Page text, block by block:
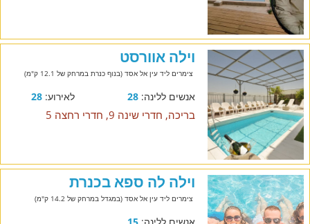
וילה אוורסט
צימרים ליד עין אל אסד (בנוף כנרת במרחק של 12.1 ק"מ)
אנשים ללינה:28 לאירוע:28
בריכה, חדרי שינה 9, חדרי רחצה 5
וילה לה ספא בכנרת
צימרים ליד עין אל אסד (במגדל במרחק של 14.2 ק"מ)